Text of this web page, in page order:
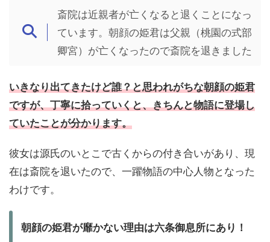
斎院は近親者が亡くなると退くことになっ
ています。朝顔の姫君は父親（桃園の式部
卿宮）が亡くなったので斎院を退きました
いきなり出てきたけど誰？と思われがちな朝顔の姫君
ですが、丁寧に拾っていくと、きちんと物語に登場し
ていたことが分かります。
彼女は源氏のいとこで古くからの付き合いがあり、現
在は斎院を退いたので、一躍物語の中心人物となった
わけです。
朝顔の姫君が靡かない理由は六条御息所にあり！